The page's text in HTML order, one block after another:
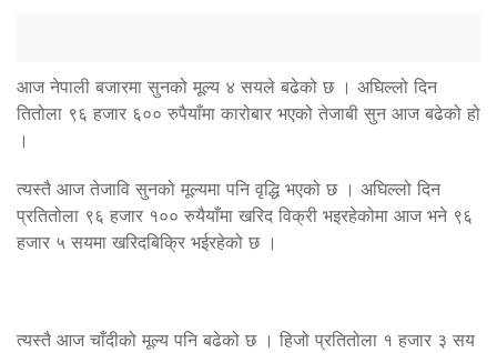
आज नेपाली बजारमा सुनको मूल्य ४ सयले बढेको छ । अघिल्लो दिन
तितोला ९६ हजार ६०० रुपैयाँमा कारोबार भएको तेजाबी सुन आज बढेको हो
।
त्यस्तै आज तेजावि सुनको मूल्यमा पनि वृद्धि भएको छ । अघिल्लो दिन
प्रतितोला ९६ हजार १०० रुयैयाँमा खरिद विक्री भइरहेकोमा आज भने ९६
हजार ५ सयमा खरिदबिक्रि भईरहेको छ ।
त्यस्तै आज चाँदीको मूल्य पनि बढेको छ । हिजो प्रतितोला १ हजार ३ सय